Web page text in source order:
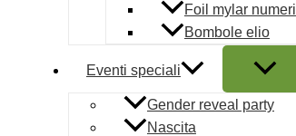
Foil mylar numeri
Bombole elio
Eventi speciali
Gender reveal party
Nascita
Categoria:
Candele Natalizie
Pagamenti sicuri